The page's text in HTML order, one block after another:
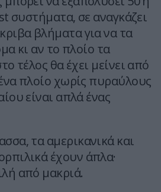
συστήματα, σε αναγκάζει
βλήματα για να τα
κι αν το πλοίο τα
τέλος θα έχει μείνει από
πλοίο χωρίς πυραύλους
είναι απλά ένας
τα αμερικανικά και
έχουν άπλα·
από μακριά.